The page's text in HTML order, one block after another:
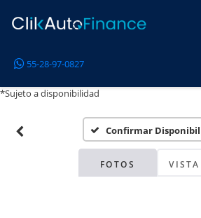
55-28-97-0827
*Sujeto a disponibilidad
Confirmar
FOTOS
Por favor,